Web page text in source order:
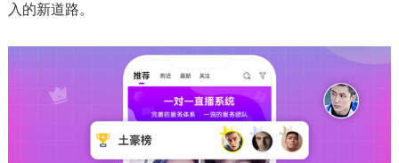
入的新道路。